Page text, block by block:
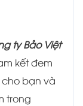
ty Bảo Việt
kết đem
bạn và
trong